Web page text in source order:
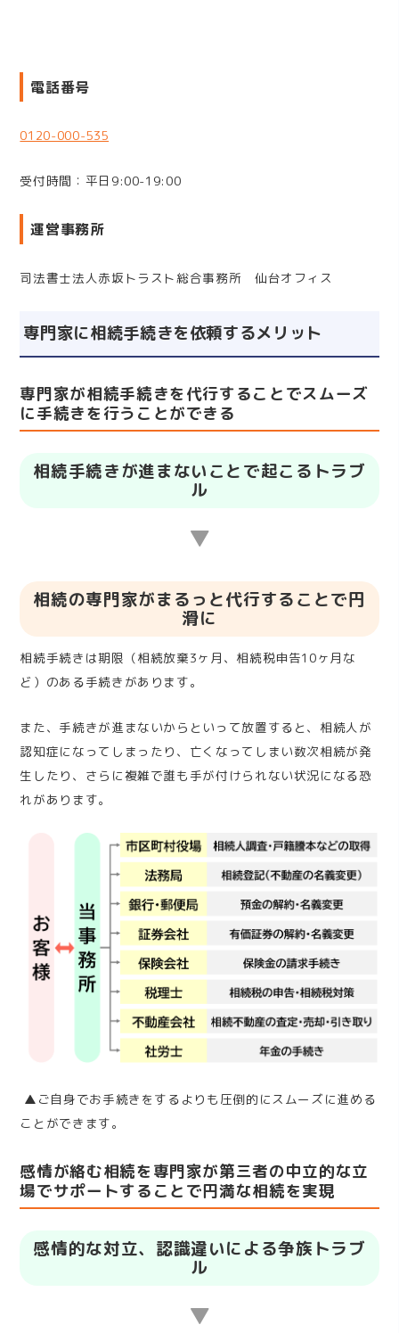
電話番号
0120-000-535
受付時間：平日9:00-19:00
運営事務所
司法書士法人赤坂トラスト総合事務所 仙台オフィス
専門家に相続手続きを依頼するメリット
専門家が相続手続きを代行することでスムーズ
に手続きを行うことができる
相続手続きが進まないことで起こるトラブ
ル
▼
相続の専門家がまるっと代行することで円
滑に
相続手続きは期限（相続放棄3ヶ月、相続税申告10ヶ月な
ど）のある手続きがあります。
また、手続きが進まないからといって放置すると、相続人が
認知症になってしまったり、亡くなってしまい数次相続が発
生したり、さらに複雑で誰も手が付けられない状況になる恐
れがあります。
▲ご自身でお手続きをするよりも圧倒的にスムーズに進める
ことができます。
感情が絡む相続を専門家が第三者の中立的な立
場でサポートすることで円満な相続を実現
感情的な対立、認識違いによる争族トラブ
ル
▼